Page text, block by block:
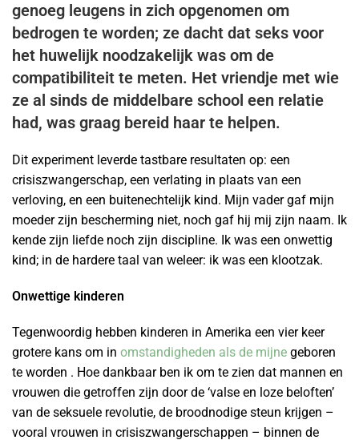
genoeg leugens in zich opgenomen om
bedrogen te worden; ze dacht dat seks voor
het huwelijk noodzakelijk was om de
compatibiliteit te meten. Het vriendje met wie
ze al sinds de middelbare school een relatie
had, was graag bereid haar te helpen.
Dit experiment leverde tastbare resultaten op: een
crisiszwangerschap, een verlating in plaats van een
verloving, en een buitenechtelijk kind. Mijn vader gaf mijn
moeder zijn bescherming niet, noch gaf hij mij zijn naam. Ik
kende zijn liefde noch zijn discipline. Ik was een onwettig
kind; in de hardere taal van weleer: ik was een klootzak.
Onwettige kinderen
Tegenwoordig hebben kinderen in Amerika een vier keer
grotere kans om in omstandigheden als de mijne geboren
te worden . Hoe dankbaar ben ik om te zien dat mannen en
vrouwen die getroffen zijn door de ‘valse en loze beloften’
van de seksuele revolutie, de broodnodige steun krijgen –
vooral vrouwen in crisiszwangerschappen – binnen de